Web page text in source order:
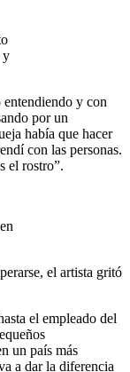
y
y con
por un
había que hacer
con las personas.
el rostro”.
el artista gritó
el empleado del
un país más
a dar la diferencia